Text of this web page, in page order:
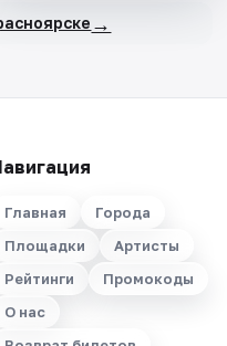
→
Главная
Города
Площадки
Артисты
Рейтинги
Промокоды
О нас